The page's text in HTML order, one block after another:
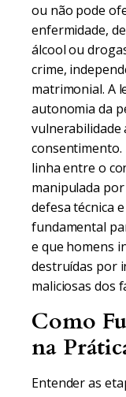
ou não pode
enfermidade,
álcool ou
crime,
matrimonial. A
autonomia da
vulnerabilidade
consentimento.
linha entre o
manipulada
defesa técnica
fundamental
e que homens
destruídas por
maliciosas dos
Como
na
Entender as